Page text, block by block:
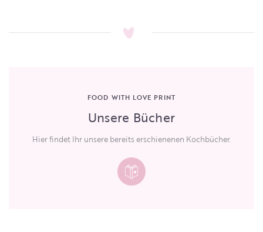
FOOD WITH LOVE PRINT
Unsere Bücher
Hier findet Ihr unsere bereits erschienenen Kochbücher.